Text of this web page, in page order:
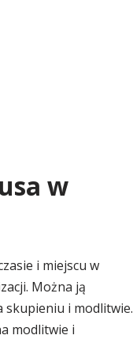
w
i miejscu w
Można ją
skupieniu i modlitwie.
modlitwie i